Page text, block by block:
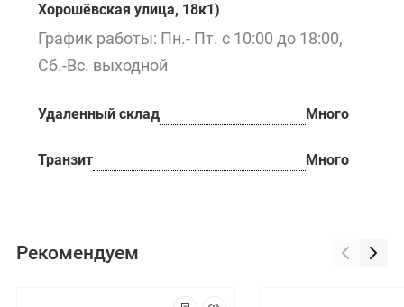
Хорошёвская улица, 18к1)
График работы: Пн.- Пт. с 10:00 до 18:00,
Сб.-Вс. выходной
Удаленный склад Много
Транзит Много
Рекомендуем